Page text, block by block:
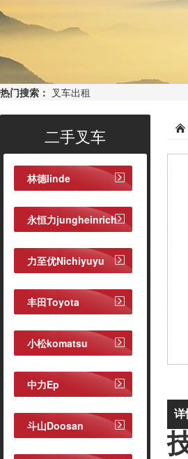
热门搜索： 叉车出租
二手叉车
林德linde
永恒力jungheinrich
力至优Nichiyuyu
丰田Toyota
小松komatsu
中力Ep
斗山Doosan
详